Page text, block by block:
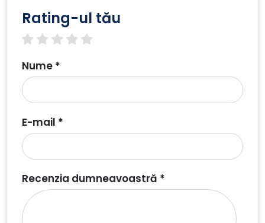
Rating-ul tău
4 stars
3 stars
2 stars
1 star
Nume *
E-mail *
Recenzia dumneavoastră *